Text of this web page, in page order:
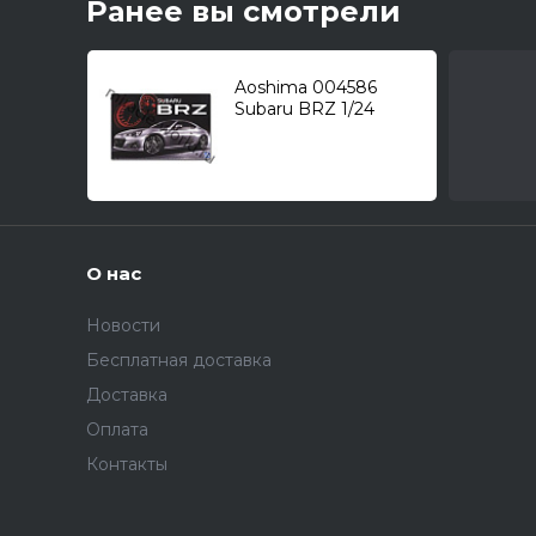
Ранее вы смотрели
Aoshima 004586
Subaru BRZ 1/24
О нас
Новости
Бесплатная доставка
Доставка
Оплата
Контакты